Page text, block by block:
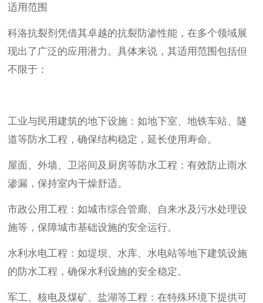
适用范围
科洛抗裂剂凭借其卓越的抗裂防渗性能，在多个领域展
现出了广泛的应用潜力。具体来说，其适用范围包括但
不限于：
工业与民用建筑的地下设施：如地下室、地铁车站、隧
道等防水工程，确保结构稳定，延长使用寿命。
屋面、外墙、卫浴间及厨房等防水工程：有效防止雨水
渗漏，保持室内干燥舒适。
市政公用工程：如城市综合管廊、自来水及污水处理设
施等，保障城市基础设施的安全运行。
水利水电工程：如堤坝、水库、水电站等地下建筑设施
的防水工程，确保水利设施的安全稳定。
军工、核电及煤矿、盐湖等工程：在特殊环境下提供可